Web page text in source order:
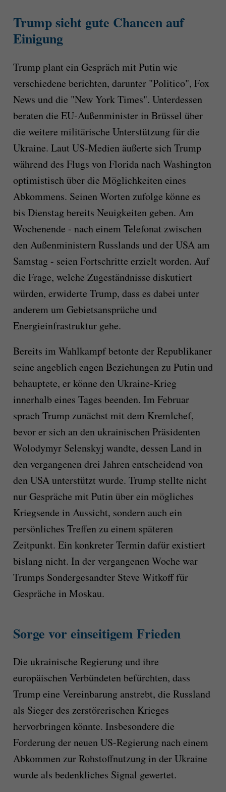
Trump sieht gute Chancen auf
Einigung
Trump plant ein Gespräch mit Putin wie
verschiedene berichten, darunter "Politico", Fox
News und die "New York Times". Unterdessen
beraten die EU-Außenminister in Brüssel über
die weitere militärische Unterstützung für die
Ukraine. Laut US-Medien äußerte sich Trump
während des Flugs von Florida nach Washington
optimistisch über die Möglichkeiten eines
Abkommens. Seinen Worten zufolge könne es
bis Dienstag bereits Neuigkeiten geben. Am
Wochenende - nach einem Telefonat zwischen
den Außenministern Russlands und der USA am
Samstag - seien Fortschritte erzielt worden. Auf
die Frage, welche Zugeständnisse diskutiert
würden, erwiderte Trump, dass es dabei unter
anderem um Gebietsansprüche und
Energieinfrastruktur gehe.
Bereits im Wahlkampf betonte der Republikaner
seine angeblich engen Beziehungen zu Putin und
behauptete, er könne den Ukraine-Krieg
innerhalb eines Tages beenden. Im Februar
sprach Trump zunächst mit dem Kremlchef,
bevor er sich an den ukrainischen Präsidenten
Wolodymyr Selenskyj wandte, dessen Land in
den vergangenen drei Jahren entscheidend von
den USA unterstützt wurde. Trump stellte nicht
nur Gespräche mit Putin über ein mögliches
Kriegsende in Aussicht, sondern auch ein
persönliches Treffen zu einem späteren
Zeitpunkt. Ein konkreter Termin dafür existiert
bislang nicht. In der vergangenen Woche war
Trumps Sondergesandter Steve Witkoff für
Gespräche in Moskau.
Sorge vor einseitigem Frieden
Die ukrainische Regierung und ihre
europäischen Verbündeten befürchten, dass
Trump eine Vereinbarung anstrebt, die Russland
als Sieger des zerstörerischen Krieges
hervorbringen könnte. Insbesondere die
Forderung der neuen US-Regierung nach einem
Abkommen zur Rohstoffnutzung in der Ukraine
wurde als bedenkliches Signal gewertet.